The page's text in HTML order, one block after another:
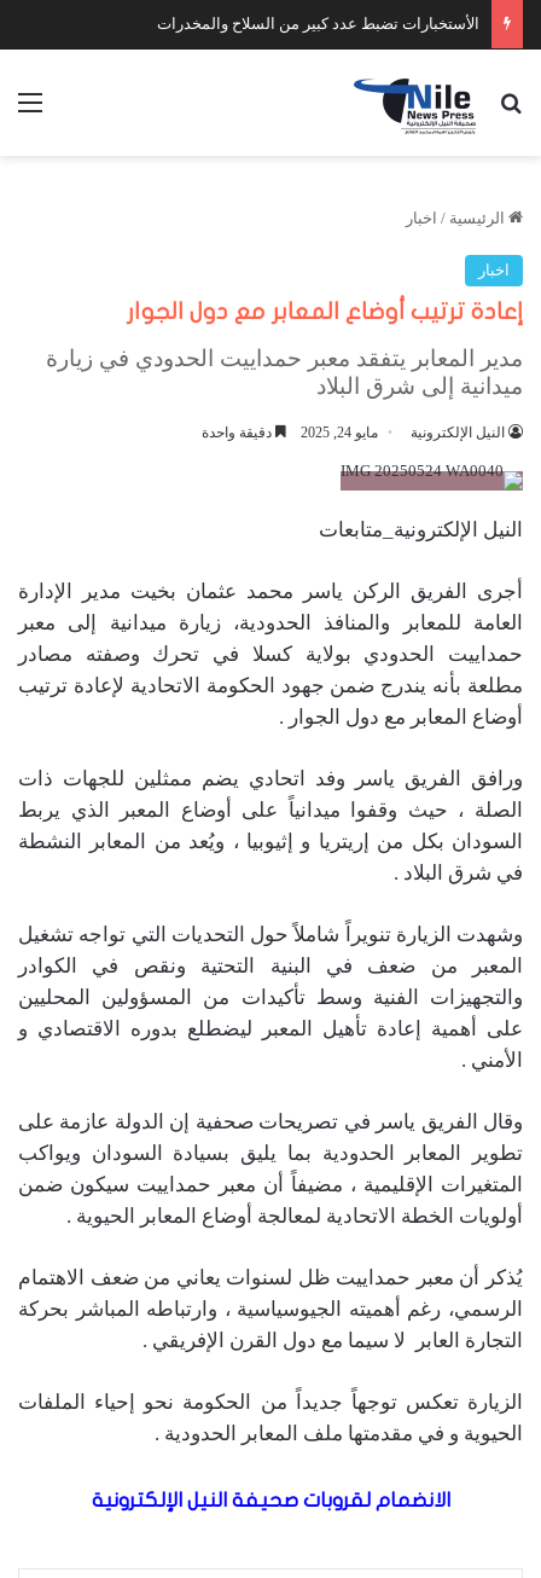
الأستخبارات تضبط عدد كبير من السلاح والمخدرات
بحث عن
الرئيسية / اخبار
اخبار
إعادة ترتيب أوضاع المعابر مع دول الجوار
مدير المعابر يتفقد معبر حمداييت الحدودي في زيارة
ميدانية إلى شرق البلاد
النيل الإلكترونية مايو 24, 2025 دقيقة واحدة
النيل الإلكترونية_متابعات
أجرى الفريق الركن ياسر محمد عثمان بخيت مدير الإدارة
العامة للمعابر والمنافذ الحدودية، زيارة ميدانية إلى معبر
حمداييت الحدودي بولاية كسلا في تحرك وصفته مصادر
مطلعة بأنه يندرج ضمن جهود الحكومة الاتحادية لإعادة ترتيب
أوضاع المعابر مع دول الجوار .
ورافق الفريق ياسر وفد اتحادي يضم ممثلين للجهات ذات
الصلة ، حيث وقفوا ميدانياً على أوضاع المعبر الذي يربط
السودان بكل من إريتريا و إثيوبيا ، ويُعد من المعابر النشطة
في شرق البلاد .
وشهدت الزيارة تنويراً شاملاً حول التحديات التي تواجه تشغيل
المعبر من ضعف في البنية التحتية ونقص في الكوادر
والتجهيزات الفنية وسط تأكيدات من المسؤولين المحليين
على أهمية إعادة تأهيل المعبر ليضطلع بدوره الاقتصادي و
الأمني .
وقال الفريق ياسر في تصريحات صحفية إن الدولة عازمة على
تطوير المعابر الحدودية بما يليق بسيادة السودان ويواكب
المتغيرات الإقليمية ، مضيفاً أن معبر حمداييت سيكون ضمن
أولويات الخطة الاتحادية لمعالجة أوضاع المعابر الحيوية .
يُذكر أن معبر حمداييت ظل لسنوات يعاني من ضعف الاهتمام
الرسمي، رغم أهميته الجيوسياسية ، وارتباطه المباشر بحركة
التجارة العابر لا سيما مع دول القرن الإفريقي .
الزيارة تعكس توجهاً جديداً من الحكومة نحو إحياء الملفات
الحيوية و في مقدمتها ملف المعابر الحدودية .
الانضمام لقروبات صحيفة النيل الإلكترونية